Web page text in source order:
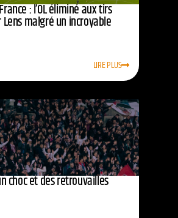
: l’OL éliminé aux tirs
malgré un incroyable
LIRE PLUS
choc et des retrouvailles